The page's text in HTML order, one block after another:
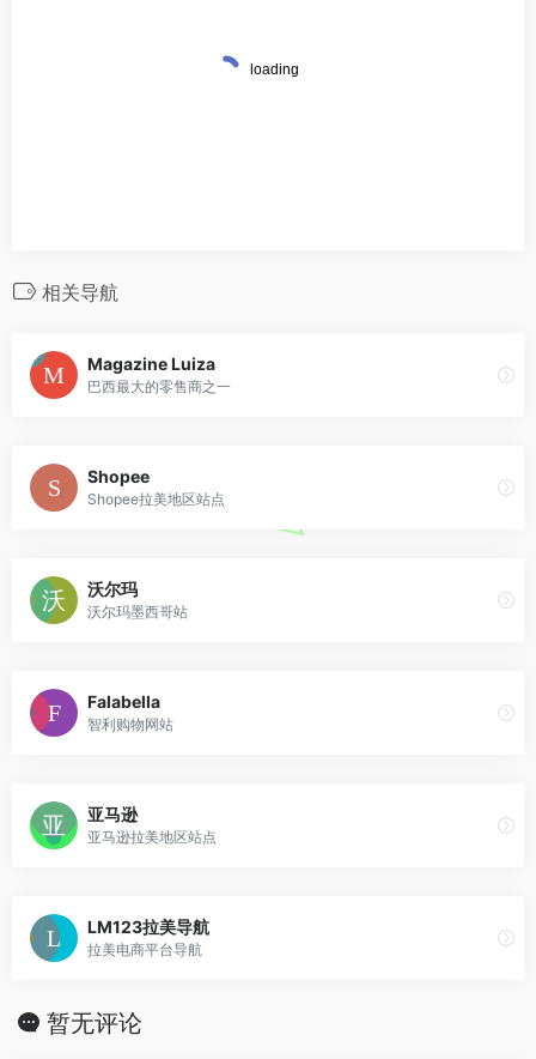
相关导航
Magazine Luiza
巴西最大的零售商之一
Shopee
Shopee拉美地区站点
沃尔玛
沃尔玛墨西哥站
Falabella
智利购物网站
亚马逊
亚马逊拉美地区站点
LM123拉美导航
拉美电商平台导航
暂无评论